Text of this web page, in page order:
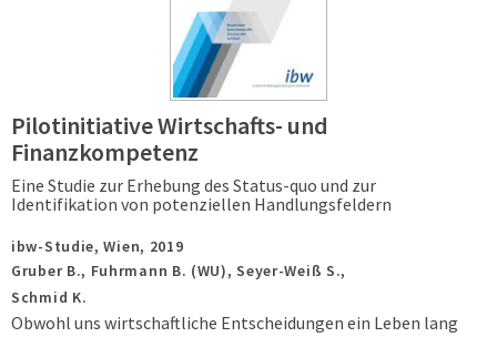
Pilotinitiative Wirtschafts- und
Finanzkompetenz
Eine Studie zur Erhebung des Status-quo und zur
Identifikation von potenziellen Handlungsfeldern
ibw-Studie,Wien, 2019
Gruber B., Fuhrmann B. (WU), Seyer-Weiß S.,
Schmid K.
Obwohl uns wirtschaftliche Entscheidungen ein Leben lang